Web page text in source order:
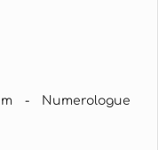
- Numerologue